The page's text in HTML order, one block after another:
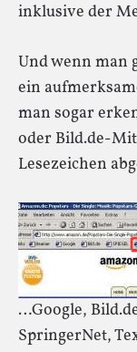
inklusive der
Und wenn man
ein
man sogar
oder Bild.de-
Lesezeichen
…Google,
SpringerNet,